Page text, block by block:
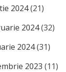
2024(21)
2024(32)
2024(31)
2023 (11)